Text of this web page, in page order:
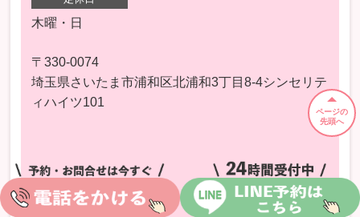
木曜・日
〒330-0074
埼玉県さいたま市浦和区北浦和3丁目8-4シンセリテ
ィハイツ101
ページの
先頭へ